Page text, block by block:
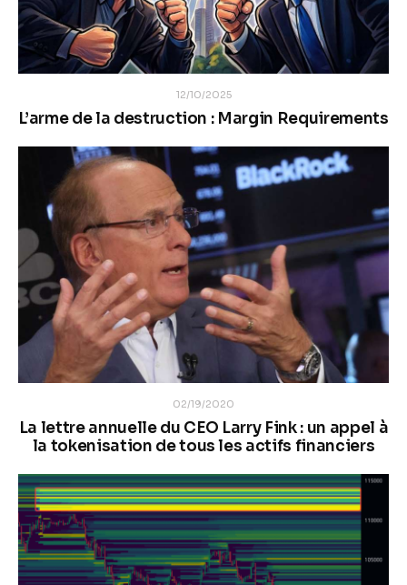
12/10/2025
L’arme de la destruction : Margin Requirements
02/19/2020
La lettre annuelle du CEO Larry Fink : un appel à
la tokenisation de tous les actifs financiers